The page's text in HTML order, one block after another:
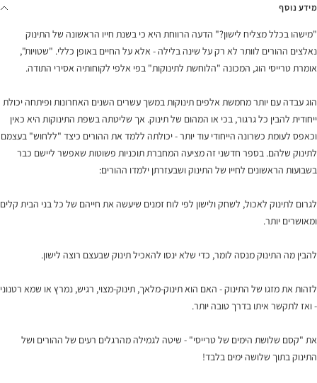
מידע נוסף
"מישהו בכלל מצליח לישון?" הדעה הרווחת היא כי בשנת חייו הראשונה של התינוק
נאלצים ההורים לוותר לא רק על שינה בלילה - אלא על החיים באופן כללי. "שטויות",
אומרת טרייסי הוג, המכונה "הלוחשת לתינוקות" בפי אלפי לקוחותיה אסירי התודה.
הוג עבדה עם יותר מחמשת אלפים תינוקות במשך עשרים השנים האחרונות ופיתחה יכולת
ייחודית להבין כל גרגור, בכי או המהום של תינוק. אך שליטתה בשפת התינוקות היא כאין
וכאפס לעומת כשרונה הייחודי עוד יותר - יכולתה ללמד את ההורים כיצד "ללחוש" בעצמם
לתינוק שלהם. בספר חדשני זה מציעה המחברת תוכניות פשוטות שאפשר ליישם כבר
בשבועות הראשונים לחייו של התינוק ושבעזרתן ילמדו ההורים:
לגרום לתינוק לאכול, לשחק ולישון לפי לוח זמנים שיעשה את חייהם של כל בני הבית קלים
ומאושרים יותר.
להבין מה התינוק מנסה לומר, כדי שלא ינסו להאכיל תינוק שבעצם רוצה לישון.
לזהות את מזגו של התינוק - האם הוא תינוק-מלאך, תינוק-מצוי, רגיש, נמרץ או שמא רטנוני
- ואז לתקשר איתו בדרך טובה יותר.
את "קסם שלושת הימים של טרייסי" - שיטה לגמילה מהרגלים רעים של ההורים ושל
התינוק בתוך שלושה ימים בלבד!